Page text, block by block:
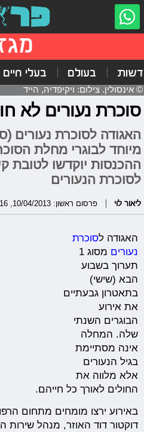
בעולם בעלי חיים
© אינסולין. צילום: ויקיפדיה, הייד
סוכרת נעורים לא
מיוחד לבוגרי מחלת
ההכנסות יוקדשו לטובת
לסוכרת הנעורים
ליאור לוי פרסום ראשון: 10/04/2013, 15:16
האגודה לסוכרת
נעורים
מסוג 1
תערוך בשבוע
הבא (שישי)
בתאטרון גבעתיים
את אירוע
הבוגרים השנתי
שלה. המחלה
אינה מסתיימת
בגיל הנעורים
אלא מלווה את
החולים לאורך כל חייהם.
באירוע ירצו מומחים מתחום
דוקטור דוד האוזר, מנהל שירות